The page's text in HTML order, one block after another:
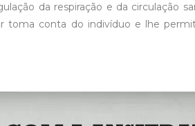
da respiração e da circulação
toma conta do indivíduo e lhe